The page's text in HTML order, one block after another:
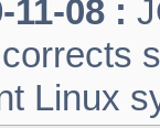
11-08 :
Linux